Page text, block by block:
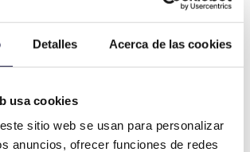
Detalles Acerca de las cookies
usa cookies
sitio web se usan para personalizar
anuncios, ofrecer funciones de redes
condiciones de la transacción.
elaboramos un informe
utilizando un
y validez jurídica, para
con precisión el daño sufrido.